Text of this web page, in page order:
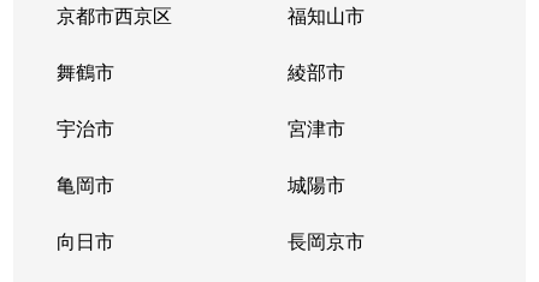
京都市西京区 福知山市
舞鶴市 綾部市
宇治市 宮津市
亀岡市 城陽市
向日市 長岡京市